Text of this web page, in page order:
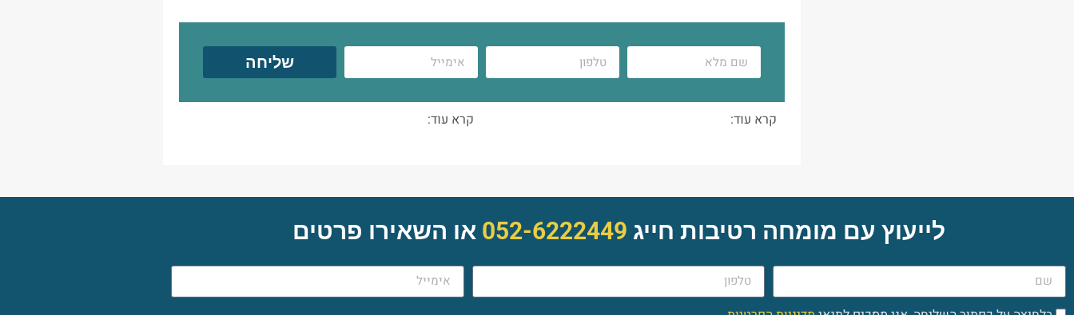
שליחה
קרא עוד: קרא עוד:
לייעוץ עם מומחה רטיבות חייג 052-6222449 או השאירו פרטים